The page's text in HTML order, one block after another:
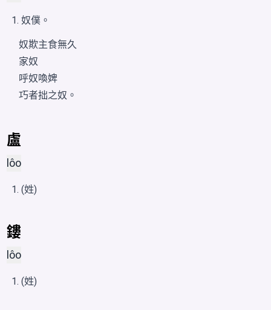
奴僕。
奴欺主食無久
家奴
呼奴喚婢
巧者拙之奴。
盧
lôo
(姓)
鏤
lôo
(姓)